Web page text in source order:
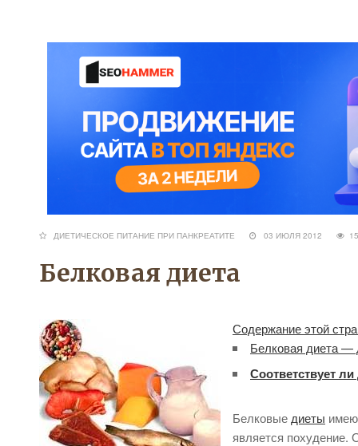
ДИЕТИЧЕСКОЕ ПИТАНИЕ ПРИ ПАНКРЕАТИТЕ 03 ИЮЛЯ 2012
Белковая диета
Содержание этой
Белковая диета
Соответствует
Белковые диеты
является похудение.